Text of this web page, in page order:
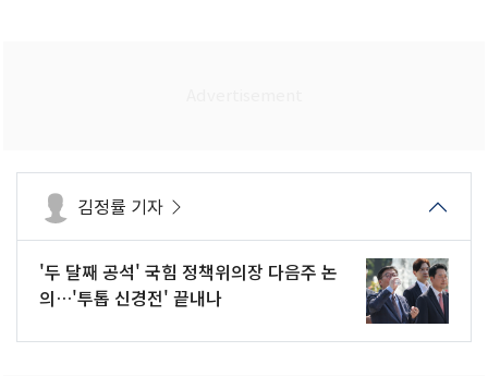
김정률 기자
'두 달째 공석' 국힘 정책위의장 다음주 논
의…'투톱 신경전' 끝내나